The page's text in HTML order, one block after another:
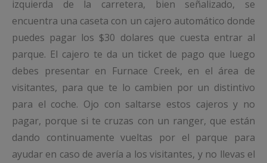
izquierda de la carretera, bien señalizado, se
encuentra una caseta con un cajero automático donde
puedes pagar los $30 dolares que cuesta entrar al
parque. El cajero te da un ticket de pago que luego
debes presentar en Furnace Creek, en el área de
visitantes, para que te lo cambien por un distintivo
para el coche. Ojo con saltarse estos cajeros y no
pagar, porque si te cruzas con un ranger, que están
dando continuamente vueltas por el parque para
ayudar en caso de avería a los visitantes, y no llevas el